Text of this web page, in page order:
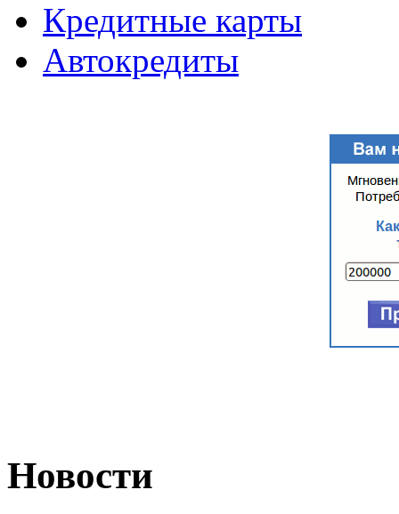
Кредитные карты
Автокредиты
Новости